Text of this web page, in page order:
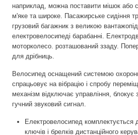
наприклад, можна поставити мішок або
м'яке та широке. Пасажирське сидіння
грузовий багажник з великою
електровелосипеді барабанні.
моторколесо. розташований ззаду.
для дрібниць.
Велосипед оснащений системою
спрацьовує на вібрацію і спробу
механізм відключає управління, блокує
гучний звуковий сигнал.
Електровелосипед комплектується
ключів і брелків дистанційного